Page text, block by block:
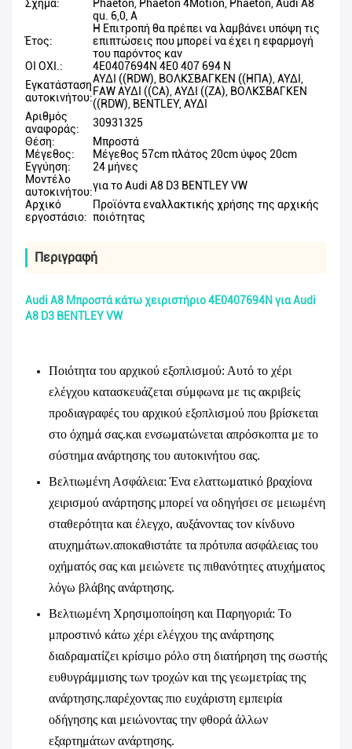
Σχήμα:
Phaeton, Phaeton 4Motion, Phaeton, Audi A8
qu. 6,0, A
Έτος:
Η Επιτροπή θα πρέπει να λαμβάνει υπόψη τις
επιπτώσεις που μπορεί να έχει η εφαρμογή
του παρόντος καν
ΟΙ ΟΧΙ.:
4E0407694N 4E0 407 694 N
Εγκατάσταση
αυτοκινήτου:
ΑΥΔΙ ((RDW), ΒΟΛΚΣΒΑΓΚΕΝ ((ΗΠΑ), ΑΥΔΙ,
FAW ΑΥΔΙ ((CA), ΑΥΔΙ ((ZA), ΒΟΛΚΣΒΑΓΚΕΝ
((RDW), BENTLEY, ΑΥΔΙ
Αριθμός
αναφοράς:
30931325
Θέση:
Μπροστά
Μέγεθος:
Μέγεθος 57cm πλάτος 20cm ύψος 20cm
Εγγύηση:
24 μήνες
Μοντέλο
αυτοκινήτου:για το Audi A8 D3 BENTLEY VW
Αρχικό
εργοστάσιο:
Προϊόντα εναλλακτικής χρήσης της αρχικής
ποιότητας
Περιγραφή
Audi A8 Μπροστά κάτω χειριστήριο 4E0407694N για Audi
A8 D3 BENTLEY VW
Ποιότητα του αρχικού εξοπλισμού: Αυτό το χέρι
ελέγχου κατασκευάζεται σύμφωνα με τις ακριβείς
προδιαγραφές του αρχικού εξοπλισμού που βρίσκεται
στο όχημά σας.και ενσωματώνεται απρόσκοπτα με το
σύστημα ανάρτησης του αυτοκινήτου σας.
Βελτιωμένη Ασφάλεια: Ένα ελαττωματικό βραχίονα
χειρισμού ανάρτησης μπορεί να οδηγήσει σε μειωμένη
σταθερότητα και έλεγχο, αυξάνοντας τον κίνδυνο
ατυχημάτων.αποκαθιστάτε τα πρότυπα ασφάλειας του
οχήματός σας και μειώνετε τις πιθανότητες ατυχήματος
λόγω βλάβης ανάρτησης.
Βελτιωμένη Χρησιμοποίηση και Παρηγοριά: Το
μπροστινό κάτω χέρι ελέγχου της ανάρτησης
διαδραματίζει κρίσιμο ρόλο στη διατήρηση της σωστής
ευθυγράμμισης των τροχών και της γεωμετρίας της
ανάρτησης.παρέχοντας πιο ευχάριστη εμπειρία
οδήγησης και μειώνοντας την φθορά άλλων
εξαρτημάτων ανάρτησης.